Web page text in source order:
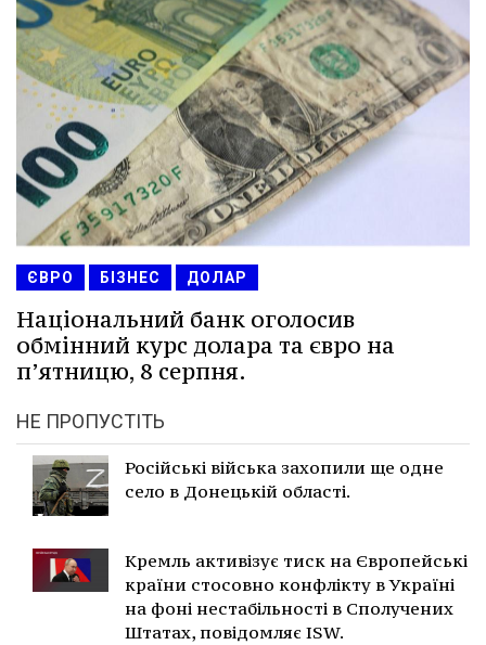
ЄВРО БІЗНЕС ДОЛАР
Національний банк оголосив
обмінний курс долара та євро на
п’ятницю, 8 серпня.
НЕ ПРОПУСТІТЬ
Російські війська захопили ще одне
село в Донецькій області.
Кремль активізує тиск на Європейські
країни стосовно конфлікту в Україні
на фоні нестабільності в Сполучених
Штатах, повідомляє ISW.